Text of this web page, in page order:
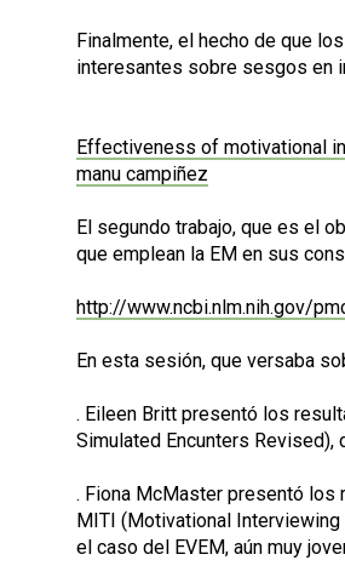
Finalmente, el hecho de que
interesantes sobre sesgos en
Effectiveness of motivational
manu campiñez
El segundo trabajo, que es el
que emplean la EM en sus
http://www.ncbi.nlm.nih.gov/
En esta sesión, que versaba
. Eileen Britt presentó los
Simulated Encunters Revised),
. Fiona McMaster presentó los
MITI (Motivational Interviewing
el caso del EVEM, aún muy